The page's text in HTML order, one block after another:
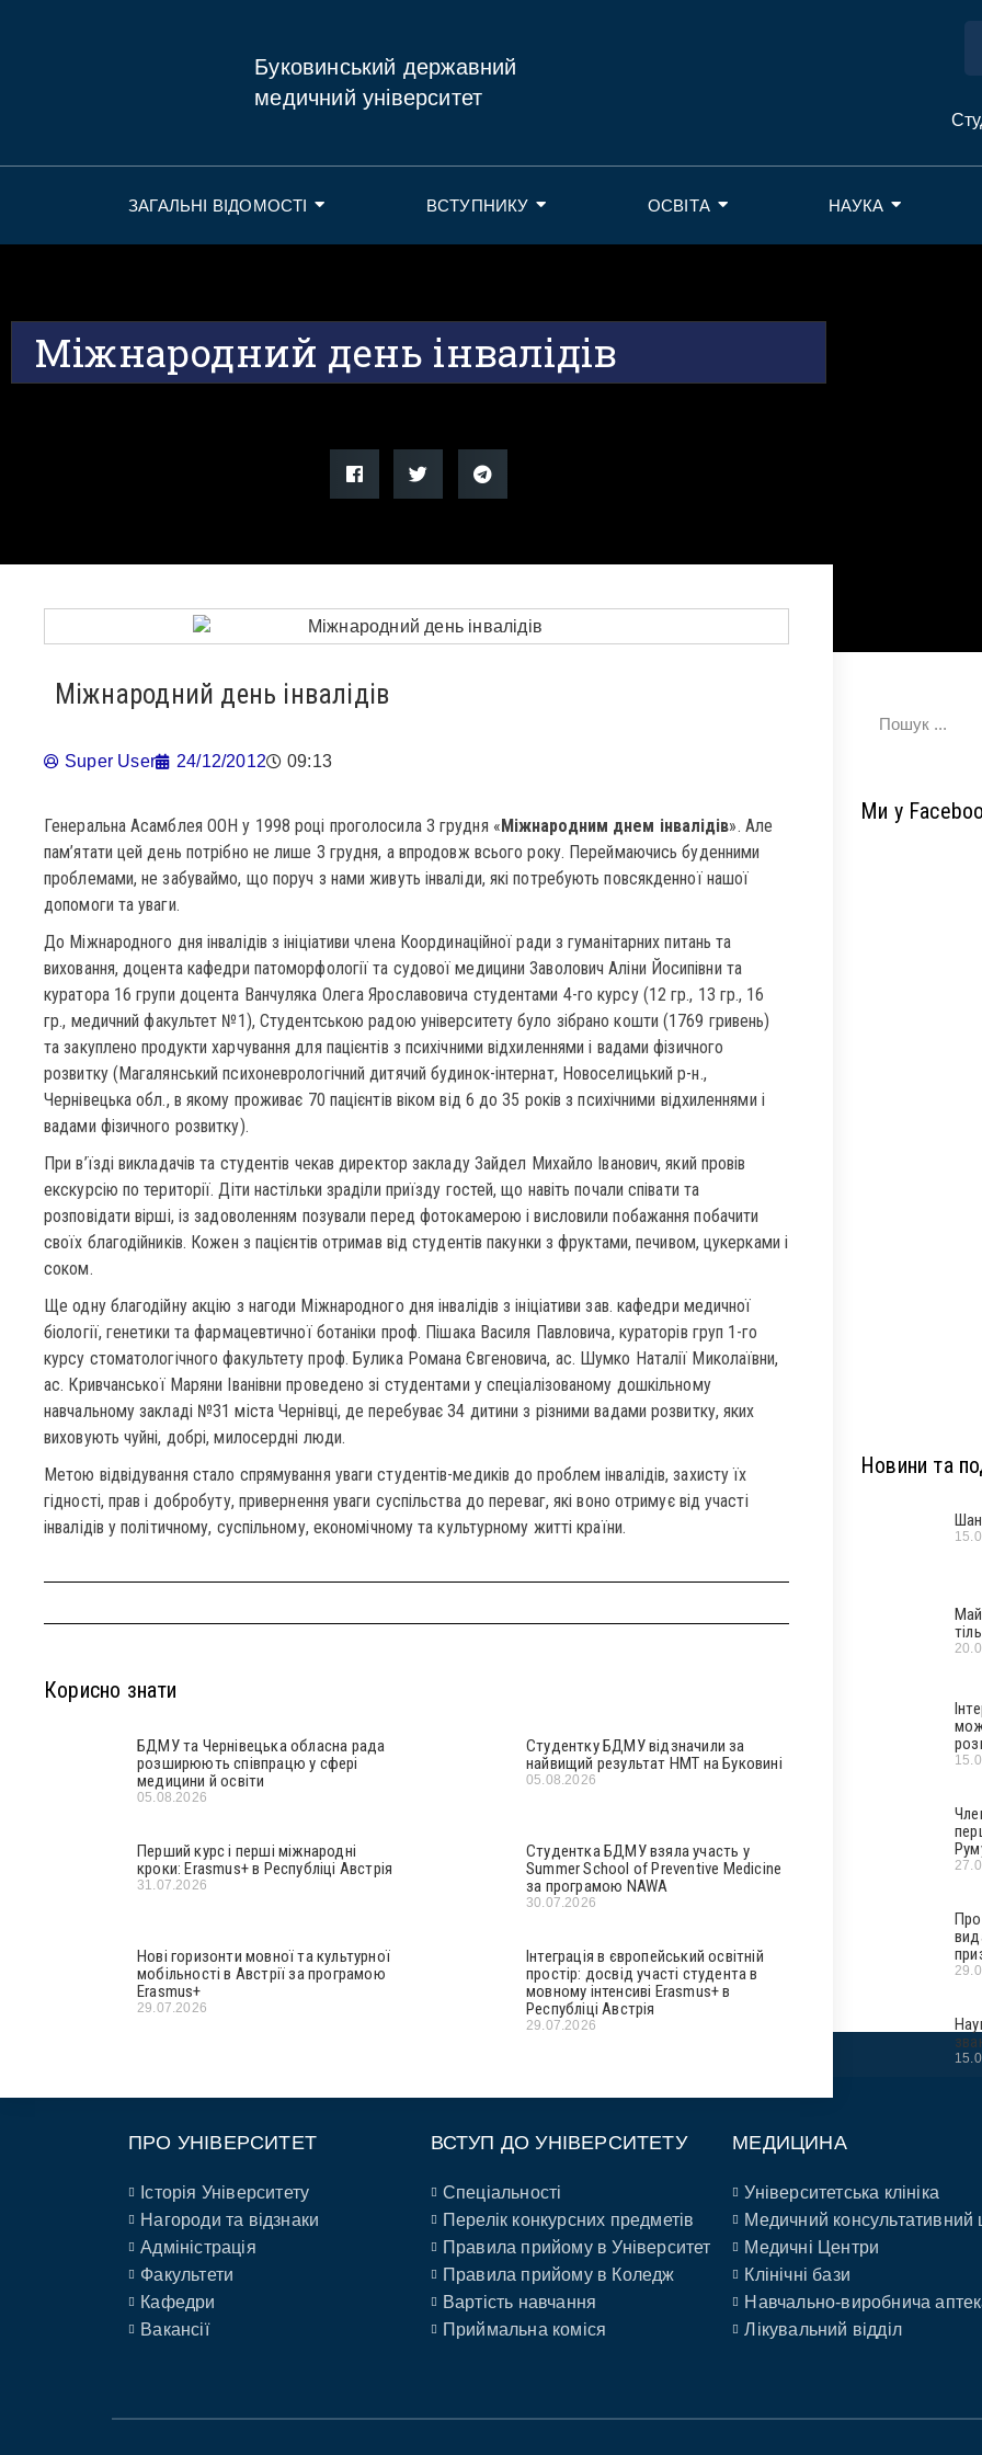
Буковинський державний
медичний університет
ЗАГАЛЬНІ ВІДОМОСТІ ВСТУПНИКУ ОСВІТА НАУКА
Міжнародний день інвалідів
Міжнародний день інвалідів
Super User 24/12/2012 09:13
Генеральна Асамблея ООН у 1998 році проголосила 3 грудня «Міжнародним днем інвалідів». Але
пам’ятати цей день потрібно не лише 3 грудня, а впродовж всього року. Переймаючись буденними
проблемами, не забуваймо, що поруч з нами живуть інваліди, які потребують повсякденної нашої
допомоги та уваги.
До Міжнародного дня інвалідів з ініціативи члена Координаційної ради з гуманітарних питань та
виховання, доцента кафедри патоморфології та судової медицини Заволович Аліни Йосипівни та
куратора 16 групи доцента Ванчуляка Олега Ярославовича студентами 4-го курсу (12 гр., 13 гр., 16
гр., медичний факультет №1), Студентською радою університету було зібрано кошти (1769 гривень)
та закуплено продукти харчування для пацієнтів з психічними відхиленнями і вадами фізичного
розвитку (Магалянський психоневрологічний дитячий будинок-інтернат, Новоселицький р-н.,
Чернівецька обл., в якому проживає 70 пацієнтів віком від 6 до 35 років з психічними відхиленнями і
вадами фізичного розвитку).
При в’їзді викладачів та студентів чекав директор закладу Зайдел Михайло Іванович, який провів
екскурсію по території. Діти настільки зраділи приїзду гостей, що навіть почали співати та
розповідати вірші, із задоволенням позували перед фотокамерою і висловили побажання побачити
своїх благодійників. Кожен з пацієнтів отримав від студентів пакунки з фруктами, печивом, цукерками і
соком.
Ще одну благодійну акцію з нагоди Міжнародного дня інвалідів з ініціативи зав. кафедри медичної
біології, генетики та фармацевтичної ботаніки проф. Пішака Василя Павловича, кураторів груп 1-го
курсу стоматологічного факультету проф. Булика Романа Євгеновича, ас. Шумко Наталії Миколаївни,
ас. Кривчанської Маряни Іванівни проведено зі студентами у спеціалізованому дошкільному
навчальному закладі №31 міста Чернівці, де перебуває 34 дитини з різними вадами розвитку, яких
виховують чуйні, добрі, милосердні люди.
Метою відвідування стало спрямування уваги студентів-медиків до проблем інвалідів, захисту їх
гідності, прав і добробуту, привернення уваги суспільства до переваг, які воно отримує від участі
інвалідів у політичному, суспільному, економічному та культурному житті країни.
Корисно знати
БДМУ та Чернівецька обласна рада
розширюють співпрацю у сфері
медицини й освіти
05.08.2026
Студентку БДМУ відзначили за
найвищий результат НМТ на Буковині
05.08.2026
Перший курс і перші міжнародні
кроки: Erasmus+ в Республіці Австрія
31.07.2026
Студентка БДМУ взяла участь у
Summer School of Preventive Medicine
за програмою NAWA
30.07.2026
Нові горизонти мовної та культурної
мобільності в Австрії за програмою
Erasmus+
29.07.2026
Інтеграція в європейський освітній
простір: досвід участі студента в
мовному інтенсиві Erasmus+ в
Республіці Австрія
29.07.2026
Ми у
Новини та
ПРО УНІВЕРСИТЕТ
Історія Університету
Нагороди та відзнаки
Адміністрація
Факультети
Кафедри
Вакансії
ВСТУП ДО УНІВЕРСИТЕТУ
Спеціальності
Перелік конкурсних предметів
Правила прийому в Університет
Правила прийому в Коледж
Вартість навчання
Приймальна коміся
МЕДИЦИНА
Університетська клініка
Медичний консультативний
Медичні Центри
Клінічні бази
Навчально-виробнича
Лікувальний відділ